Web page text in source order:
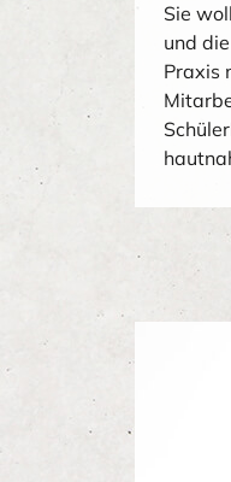
Sie
und
Praxis